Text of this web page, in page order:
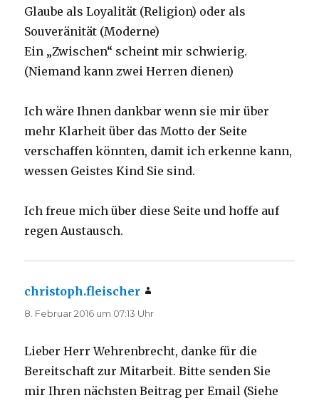
Glaube als Loyalität (Religion) oder als
Souveränität (Moderne)
Ein „Zwischen“ scheint mir schwierig.
(Niemand kann zwei Herren dienen)
Ich wäre Ihnen dankbar wenn sie mir über
mehr Klarheit über das Motto der Seite
verschaffen könnten, damit ich erkenne kann,
wessen Geistes Kind Sie sind.
Ich freue mich über diese Seite und hoffe auf
regen Austausch.
christoph.fleischer
8. Februar 2016 um 07:13 Uhr
Lieber Herr Wehrenbrecht, danke für die
Bereitschaft zur Mitarbeit. Bitte senden Sie
mir Ihren nächsten Beitrag per Email (Siehe